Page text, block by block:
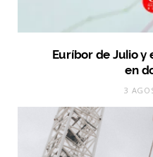
Euríbor de Julio y
en
3